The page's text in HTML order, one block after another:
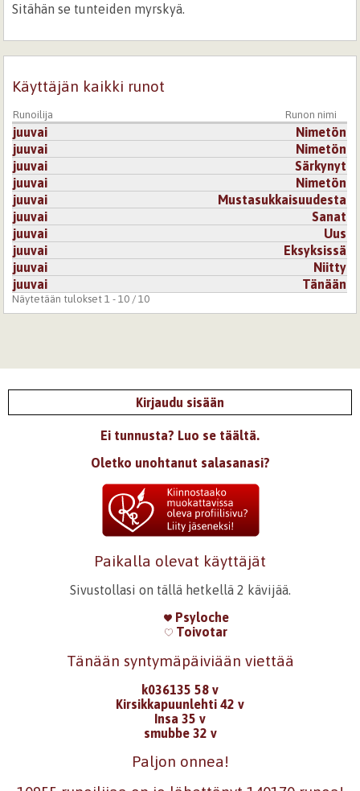
Sitähän se tunteiden myrskyä.
Todellisia tunteita..
Kirjaudutairekisteröidykommentoidaksesi
Käyttäjän kaikki runot
Runoilija Runon nimi
juuvai
Nimetön
juuvai
Nimetön
juuvai
Särkynyt
juuvai
Nimetön
juuvai
Mustasukkaisuudesta
juuvai
Sanat
juuvai
Uus
juuvai
Eksyksissä
juuvai
Niitty
juuvai
Tänään
Näytetään tulokset 1 - 10 / 10
Kirjaudu sisään
Ei tunnusta? Luo se täältä.
Oletko unohtanut salasanasi?
Paikalla olevat käyttäjät
Sivustollasi on tällä hetkellä 2 kävijää.
Psyloche
Toivotar
Tänään syntymäpäiviään viettää
k036135 58 v
Kirsikkapuunlehti 42 v
Insa 35 v
smubbe 32 v
Paljon onnea!